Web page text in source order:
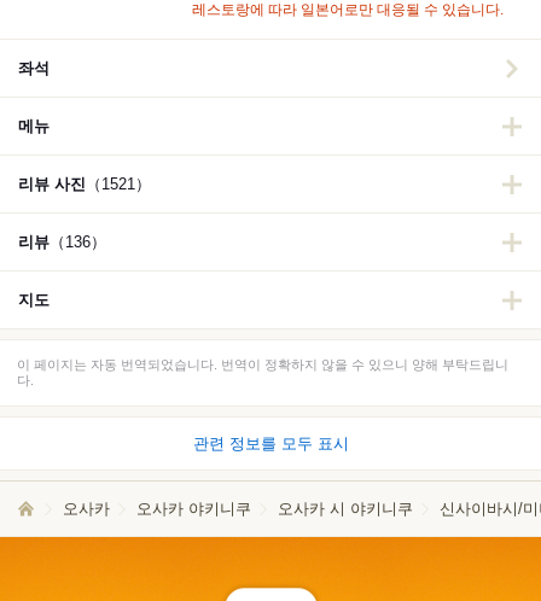
레스토랑에 따라 일본어로만 대응될 수 있습니다.
좌석
메뉴
리뷰 사진 （1521）
리뷰 （136）
지도
이 페이지는 자동 번역되었습니다. 번역이 정확하지 않을 수 있으니 양해 부탁드립니
다.
관련 정보를 모두 표시
오사카 오사카 야키니쿠 오사카 시 야키니쿠 신사이바시/